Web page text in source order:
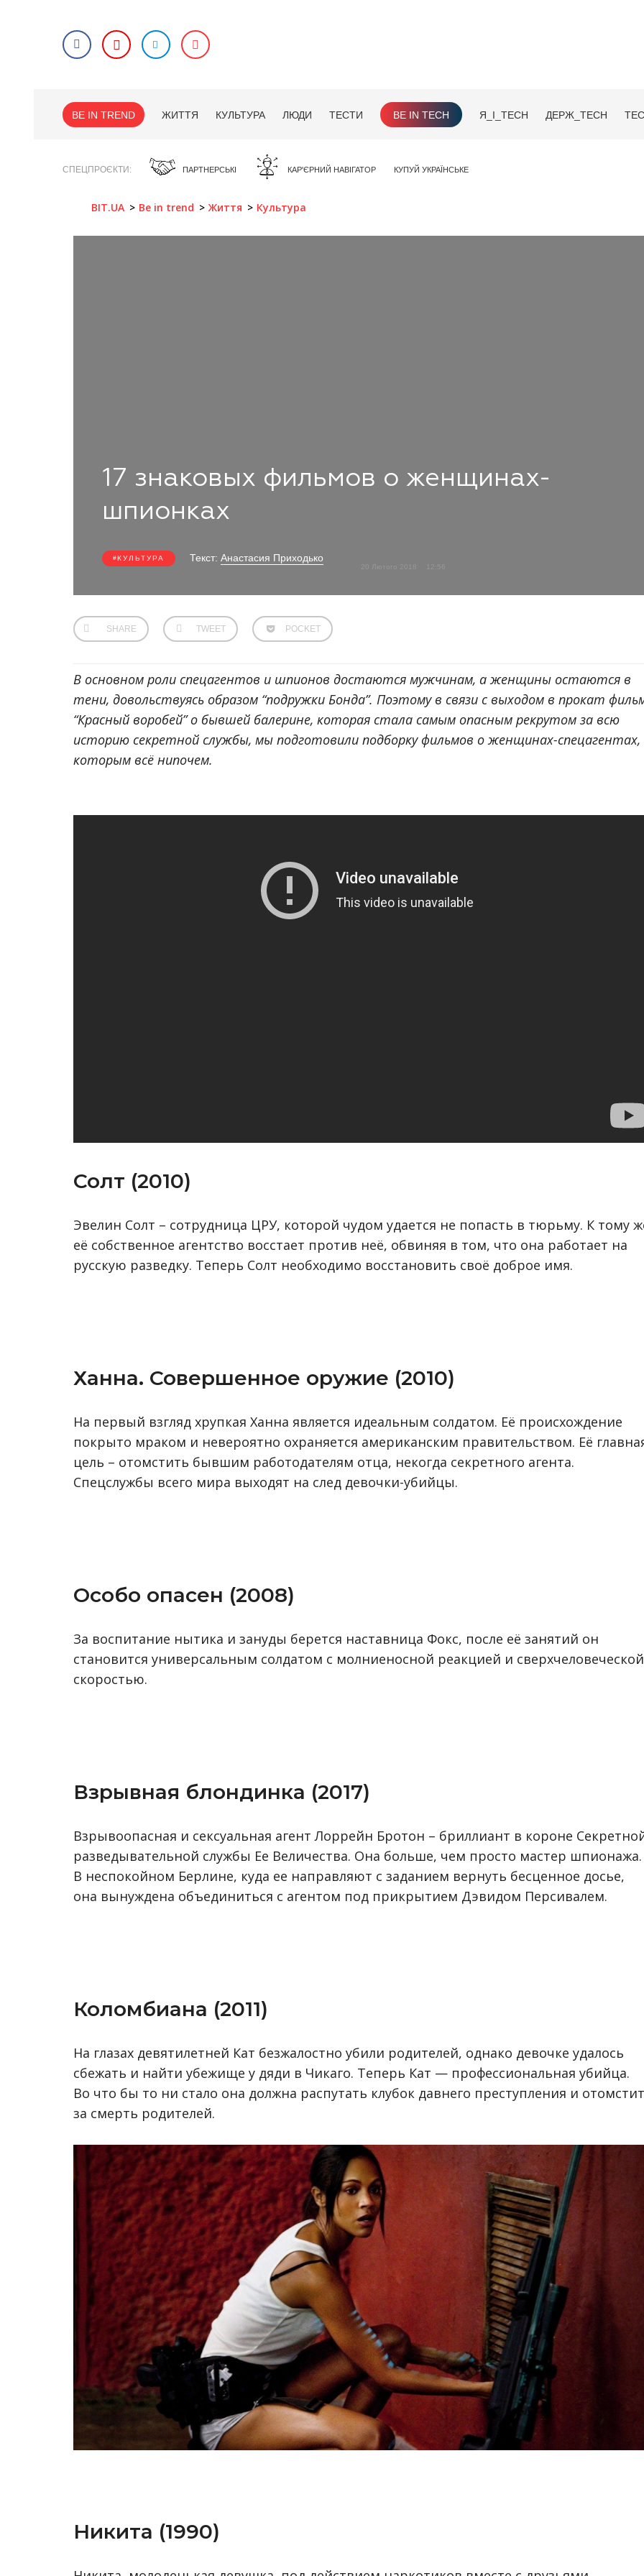
BE IN TREND ЖИТТЯ КУЛЬТУРА ЛЮДИ ТЕСТИ BE IN TECH Я_І_TECH ДЕРЖ_TECH
СПЕЦПРОЄКТИ ПАРТНЕРСЬКІ КАР'ЄРНИЙ НАВІГАТОР КУПУЙ УКРАЇНСЬКЕ
BIT.UA Be in trend Життя Культура
17 знаковых фильмов о женщинах-
шпионках
КУЛЬТУРА Текст: Анастасия Приходько
20 Лютого 2018
SHARE TWEET POCKET
В основном роли спецагентов и шпионов достаются мужчинам, а женщины остаются в
тени, довольствуясь образом “подружки Бонда”. Поэтому в связи с выходом в прокат
“Красный воробей” о бывшей балерине, которая стала самым опасным рекрутом за всю
историю секретной службы, мы подготовили подборку фильмов о женщинах-спецагентах,
которым всё нипочем.
Солт (2010)
Эвелин Солт – сотрудница ЦРУ, которой чудом удается не попасть в тюрьму. К тому
её собственное агентство восстает против неё, обвиняя в том, что она работает на
русскую разведку. Теперь Солт необходимо восстановить своё доброе имя.
Ханна. Совершенное оружие (2010)
На первый взгляд хрупкая Ханна является идеальным солдатом. Её происхождение
покрыто мраком и невероятно охраняется американским правительством. Её
цель – отомстить бывшим работодателям отца, некогда секретного агента.
Спецслужбы всего мира выходят на след девочки-убийцы.
Особо опасен (2008)
За воспитание нытика и зануды берется наставница Фокс, после её занятий он
становится универсальным солдатом с молниеносной реакцией и сверхчеловеческой
скоростью.
Взрывная блондинка (2017)
Взрывоопасная и сексуальная агент Лоррейн Бротон – бриллиант в короне
разведывательной службы Ее Величества. Она больше, чем просто мастер шпионажа.
В неспокойном Берлине, куда ее направляют с заданием вернуть бесценное досье,
она вынуждена объединиться с агентом под прикрытием Дэвидом Персивалем.
Коломбиана (2011)
На глазах девятилетней Кат безжалостно убили родителей, однако девочке удалось
сбежать и найти убежище у дяди в Чикаго. Теперь Кат — профессиональная убийца.
Во что бы то ни стало она должна распутать клубок давнего преступления и
за смерть родителей.
Никита (1990)